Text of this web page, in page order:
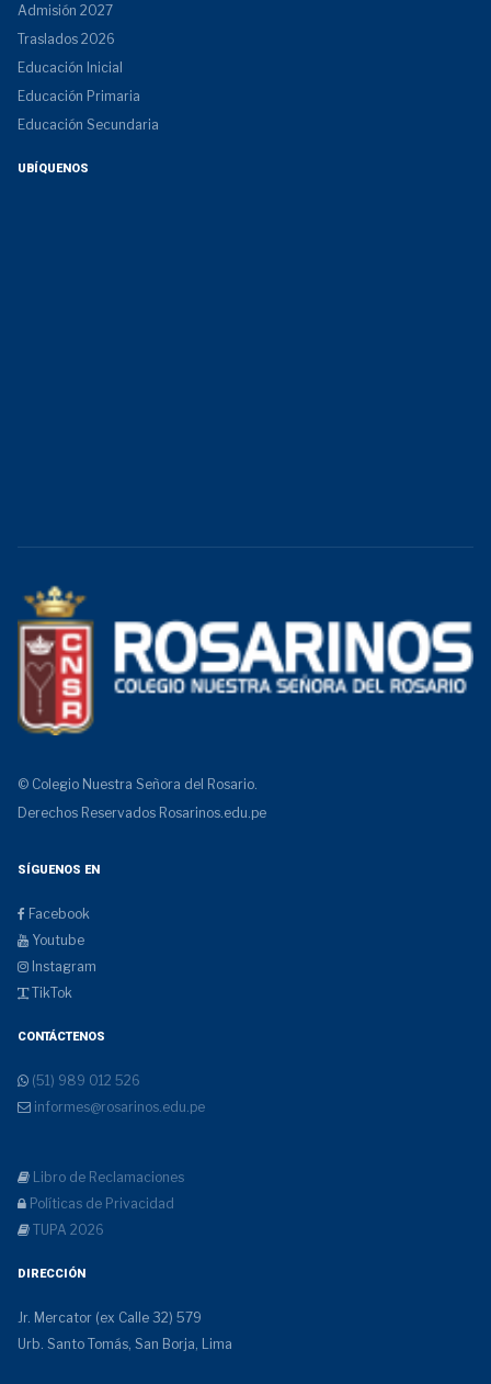
Admisión 2027
Traslados 2026
Educación Inicial
Educación Primaria
Educación Secundaria
UBÍQUENOS
© Colegio Nuestra Señora del Rosario.
Derechos Reservados Rosarinos.edu.pe
SÍGUENOS EN
Facebook
Youtube
Instagram
TikTok
CONTÁCTENOS
(51) 989 012 526
informes@rosarinos.edu.pe
Libro de Reclamaciones
Políticas de Privacidad
TUPA 2026
DIRECCIÓN
Jr. Mercator (ex Calle 32) 579
Urb. Santo Tomás, San Borja, Lima